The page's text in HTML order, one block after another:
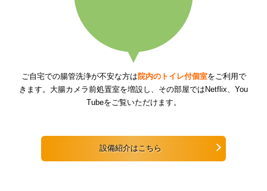
ご自宅での腸管洗浄が不安な方は 院内のトイレ付個室をご利用で
きます。大腸カメラ前処置室を増設し、その部屋ではNetflix、You
Tubeをご覧いただけます。
設備紹介はこちら